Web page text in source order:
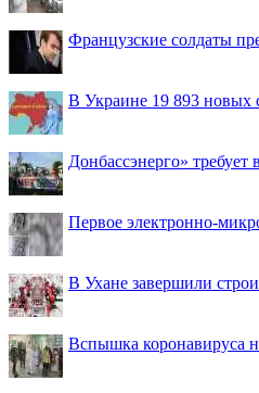
Французские солдаты
В Украине 19 893 новых
Донбассэнерго»
Первое электронно-
В Ухане завершили
Вспышка коронавируса